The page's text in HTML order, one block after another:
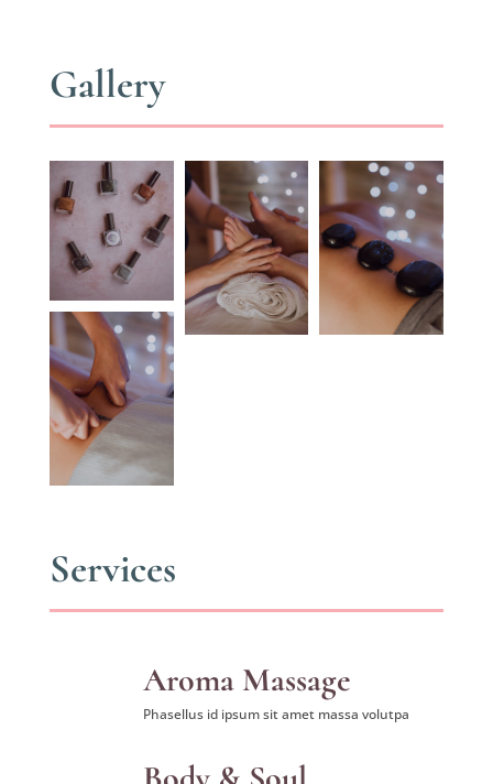
Gallery
Services
Aroma Massage
Phasellus id ipsum sit amet massa volutpa